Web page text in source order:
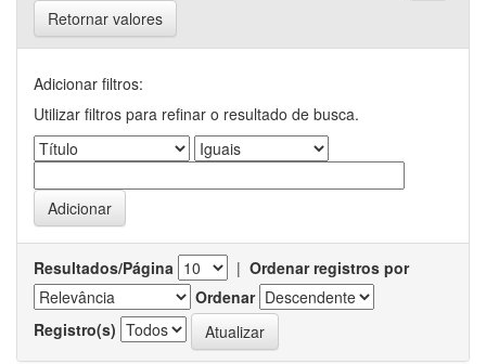
Retornar valores
Adicionar filtros:
Utilizar filtros para refinar o resultado de busca.
Resultados/Página | Ordenar registros por
Ordenar
Registro(s)